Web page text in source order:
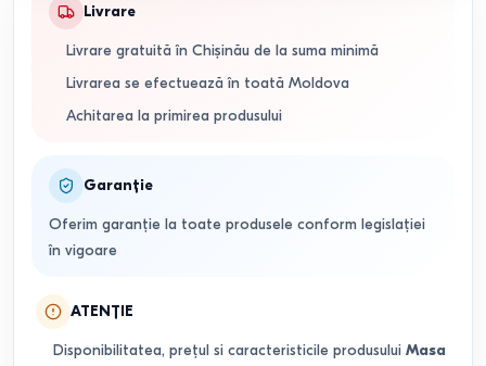
Livrare
Livrare gratuită în Chișinău de la suma minimă
Livrarea se efectuează în toată Moldova
Achitarea la primirea produsului
Garanție
Oferim garanție la toate produsele conform legislației
în vigoare
ATENȚIE
Disponibilitatea, prețul si caracteristicile produsului Masa